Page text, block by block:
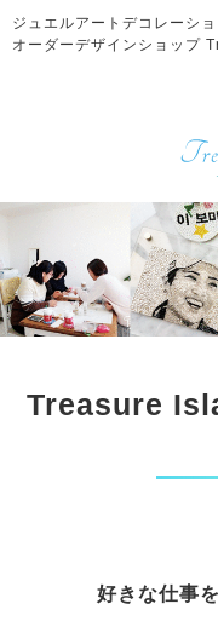
ジュエルアートデコレーシ
オーダーデザインショップ
Treasure
好きな仕事